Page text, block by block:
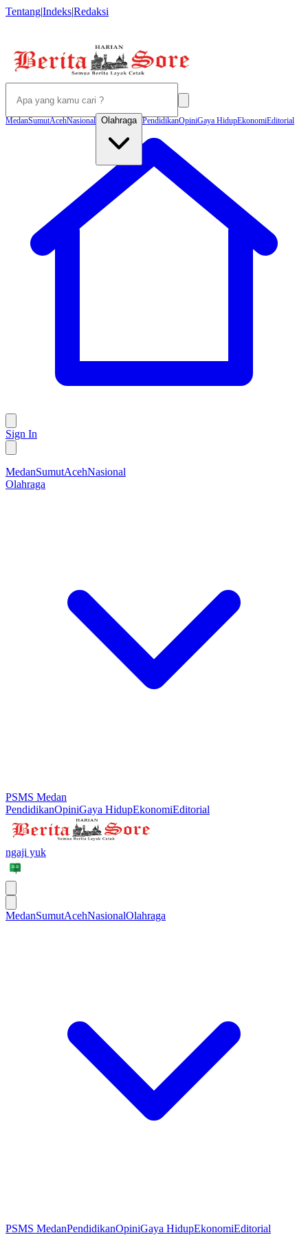
Tentang|Indeks|Redaksi
MedanSumutAcehNasional Olahraga PendidikanOpiniGaya HidupEkonomiEditorial
Sign In
MedanSumutAcehNasional
Olahraga
PSMS Medan
PendidikanOpiniGaya HidupEkonomiEditorial
ngaji yuk
MedanSumutAcehNasionalOlahraga
PSMS MedanPendidikanOpiniGaya HidupEkonomiEditorial